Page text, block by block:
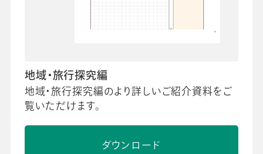
地域・旅行探究編
地域・旅行探究編のより詳しいご紹介資料をご
覧いただけます。
ダウンロード